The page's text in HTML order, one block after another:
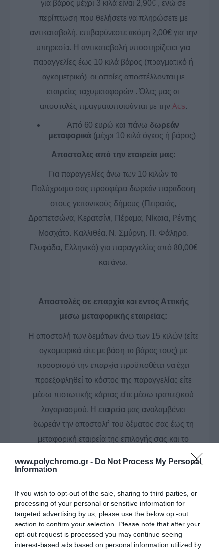
www.polychromo.gr - Do Not Process My Personal
Information
If you wish to opt-out of the sale, sharing to third parties, or
processing of your personal or sensitive information for
targeted advertising by us, please use the below opt-out
section to confirm your selection. Please note that after your
opt-out request is processed you may continue seeing
interest-based ads based on personal information utilized by
για βάρος μέχρι 3 κιλά είναι 2,90€ , ενώ σε
περίπτωση που θελήσετε να πληρώσετε με
αντικαταβολή, επιβαρύνεστε ακόμη 2,00€ για την
υπηρεσία. Η αντικαταβολή υποστηρίζεται για
παραγγελίες έως 10 κιλά βάρος (πραγματικό ή
ογκομετρικό), οι οποίες αποστέλλονται με
εταιρείες ταχυμεταφορών . Όλες μας οι
αποστολές πραγματοποιούνται με την Acs.
Από 60 ευρώ και πάνω δωρεάν
μεταφορικά (μέχρι 10 κιλά όγκος ή βάρος)
Αποστολές από την εταιρεία μας:
Για παραγγελίες άνω των 10 κιλών το
Πολύχρωμο σας προσφέρει δωρεάν παράδοση
στους γειτονικούς δήμους (Πειραιάς,
Δραπετσώνα, Κερατσίνι, Πέραμα, Νίκαια, Ρέντης,
Μοσχάτο, Καλλιθέα, Ν. Σμύρνη, Π. Φάληρο,
Γλυφάδα, Ελληνικό) για παραγγελίες από 80,00€
και άνω.
Αποστολές σε επαρχία και εντός Αττικής
μέσω μεταφορικής εταιρείας:
Η αποστολή των δεμάτων άνω των 15 κιλών (είτε
ογκομετρικά είτε με βάση το βάρος τους) με
προορισμό την επαρχία προϋποθέτει να έχει
προεξοφληθεί το κόστος της παραγγελίας είτε
μέσω πιστωτικής κάρτας είτε μέσω τραπεζικού
λογαριασμού. Η εταιρεία μας αναλαμβάνει
δωρεάν την αποστολή του δέματος σας έως τη
μεταφορική εταιρεία της επιλογής σας και το
πελάτη. Όσον αφορά την αποστολή των δεμάτων
το βάρος τους) με προορισμό τις περιοχές της
Αττικής που δεν εξυπηρετεί η εταιρεία μας, θα
πρέπει να έχει προεξοφληθεί το κόστος της
παραγγελίας και των μεταφορικών είτε μέσω